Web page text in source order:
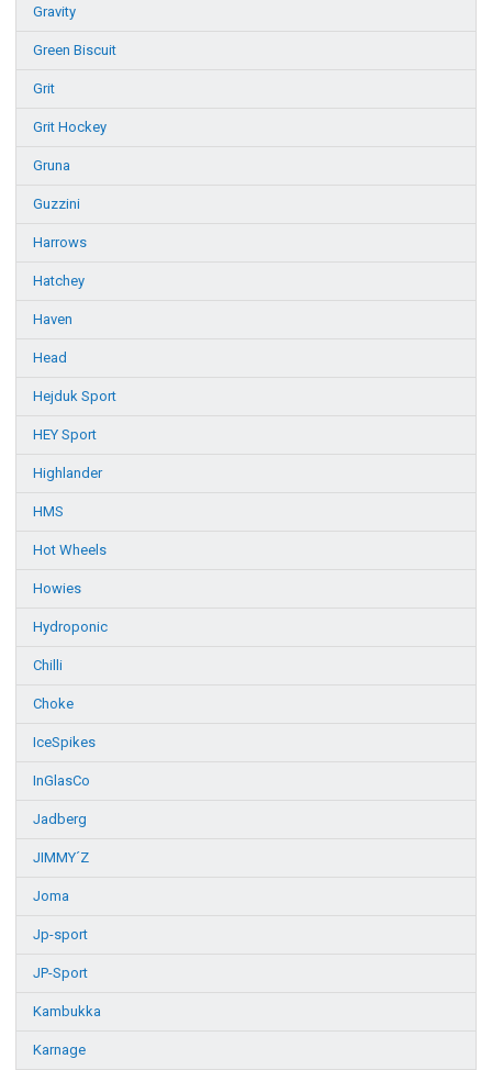
Gravity
Green Biscuit
Grit
Grit Hockey
Gruna
Guzzini
Harrows
Hatchey
Haven
Head
Hejduk Sport
HEY Sport
Highlander
HMS
Hot Wheels
Howies
Hydroponic
Chilli
Choke
IceSpikes
InGlasCo
Jadberg
JIMMY´Z
Joma
Jp-sport
JP-Sport
Kambukka
Karnage